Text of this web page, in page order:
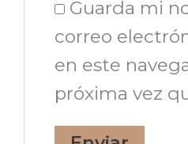
Guarda mi
correo
en este
próxima vez